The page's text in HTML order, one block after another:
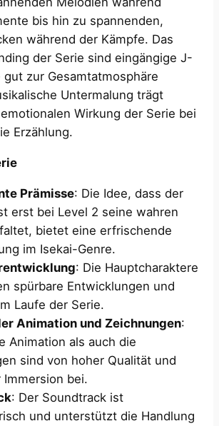
bis hin zu spannenden,
während der Kämpfe. Das
der Serie sind eingängige J-
gut zur Gesamtatmosphäre
Untermalung trägt
Wirkung der Serie bei
Erzählung.
Prämisse: Die Idee, dass der
erst bei Level 2 seine wahren
bietet eine erfrischende
im Isekai-Genre.
: Die Hauptcharaktere
spürbare Entwicklungen und
Laufe der Serie.
Animation und Zeichnungen:
Animation als auch die
sind von hoher Qualität und
Immersion bei.
: Der Soundtrack ist
und unterstützt die Handlung